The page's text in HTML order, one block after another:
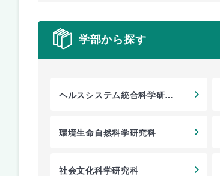
学部から探す
ヘルスシステム統合科学研究
環境生命自然科学研究科
社会文化科学研究科